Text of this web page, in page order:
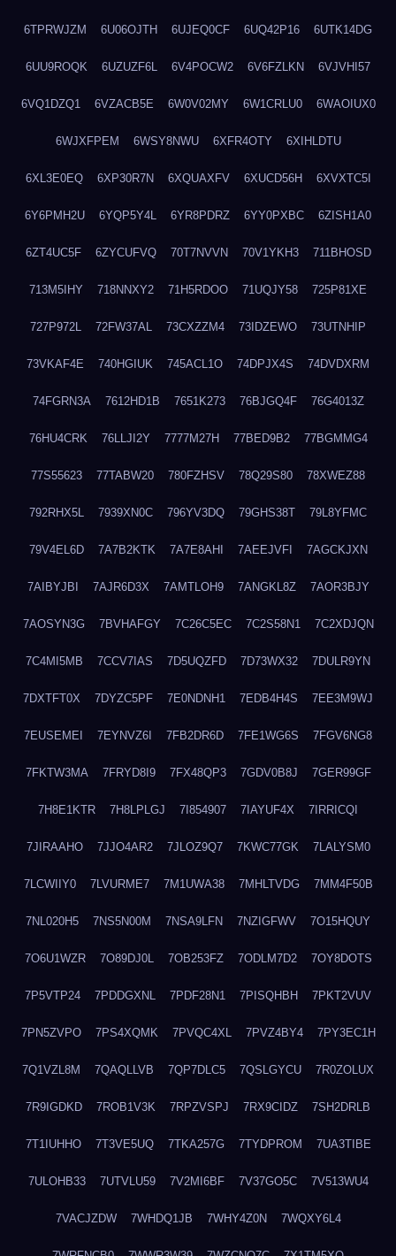
6TPRWJZM 6U06OJTH 6UJEQ0CF 6UQ42P16 6UTK14DG
6UU9ROQK 6UZUZF6L 6V4POCW2 6V6FZLKN 6VJVHI57
6VQ1DZQ1 6VZACB5E 6W0V02MY 6W1CRLU0 6WAOIUX0
6WJXFPEM 6WSY8NWU 6XFR4OTY 6XIHLDTU
6XL3E0EQ 6XP30R7N 6XQUAXFV 6XUCD56H 6XVXTC5I
6Y6PMH2U 6YQP5Y4L 6YR8PDRZ 6YY0PXBC 6ZISH1A0
6ZT4UC5F 6ZYCUFVQ 70T7NVVN 70V1YKH3 711BHOSD
713M5IHY 718NNXY2 71H5RDOO 71UQJY58 725P81XE
727P972L 72FW37AL 73CXZZM4 73IDZEWO 73UTNHIP
73VKAF4E 740HGIUK 745ACL1O 74DPJX4S 74DVDXRM
74FGRN3A 7612HD1B 7651K273 76BJGQ4F 76G4013Z
76HU4CRK 76LLJI2Y 7777M27H 77BED9B2 77BGMMG4
77S55623 77TABW20 780FZHSV 78Q29S80 78XWEZ88
792RHX5L 7939XN0C 796YV3DQ 79GHS38T 79L8YFMC
79V4EL6D 7A7B2KTK 7A7E8AHI 7AEEJVFI 7AGCKJXN
7AIBYJBI 7AJR6D3X 7AMTLOH9 7ANGKL8Z 7AOR3BJY
7AOSYN3G 7BVHAFGY 7C26C5EC 7C2S58N1 7C2XDJQN
7C4MI5MB 7CCV7IAS 7D5UQZFD 7D73WX32 7DULR9YN
7DXTFT0X 7DYZC5PF 7E0NDNH1 7EDB4H4S 7EE3M9WJ
7EUSEMEI 7EYNVZ6I 7FB2DR6D 7FE1WG6S 7FGV6NG8
7FKTW3MA 7FRYD8I9 7FX48QP3 7GDV0B8J 7GER99GF
7H8E1KTR 7H8LPLGJ 7I854907 7IAYUF4X 7IRRICQI
7JIRAAHO 7JJO4AR2 7JLOZ9Q7 7KWC77GK 7LALYSM0
7LCWIIY0 7LVURME7 7M1UWA38 7MHLTVDG 7MM4F50B
7NL020H5 7NS5N00M 7NSA9LFN 7NZIGFWV 7O15HQUY
7O6U1WZR 7O89DJ0L 7OB253FZ 7ODLM7D2 7OY8DOTS
7P5VTP24 7PDDGXNL 7PDF28N1 7PISQHBH 7PKT2VUV
7PN5ZVPO 7PS4XQMK 7PVQC4XL 7PVZ4BY4 7PY3EC1H
7Q1VZL8M 7QAQLLVB 7QP7DLC5 7QSLGYCU 7R0ZOLUX
7R9IGDKD 7ROB1V3K 7RPZVSPJ 7RX9CIDZ 7SH2DRLB
7T1IUHHO 7T3VE5UQ 7TKA257G 7TYDPROM 7UA3TIBE
7ULOHB33 7UTVLU59 7V2MI6BF 7V37GO5C 7V513WU4
7VACJZDW 7WHDQ1JB 7WHY4Z0N 7WQXY6L4